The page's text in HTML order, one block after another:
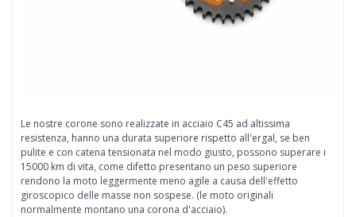
Le nostre corone sono realizzate in acciaio C45 ad altissima
resistenza, hanno una durata superiore rispetto all'ergal, se ben
pulite e con catena tensionata nel modo giusto, possono superare i
15000 km di vita, come difetto presentano un peso superiore
rendono la moto leggermente meno agile a causa dell'effetto
giroscopico delle masse non sospese. (le moto originali
normalmente montano una corona d'acciaio).